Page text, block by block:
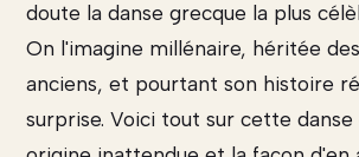
doute la danse grecque la plus
On l'imagine millénaire, héritée
anciens, et pourtant son histoire
surprise. Voici tout sur cette danse